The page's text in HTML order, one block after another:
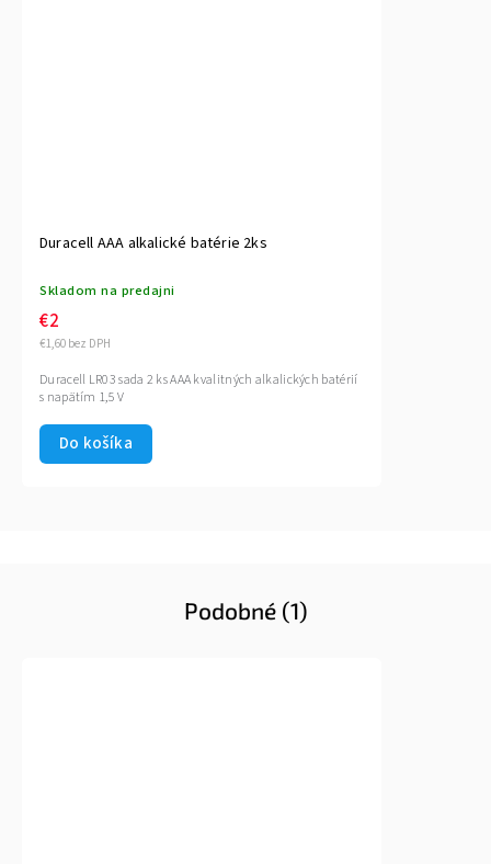
Duracell AAA alkalické batérie 2ks
Skladom na predajni
€1,60 bez DPH
€2
Do košíka
Duracell LR03 sada 2 ks AAA kvalitných alkalických batérií
s napätím 1,5 V
Podobné (1)